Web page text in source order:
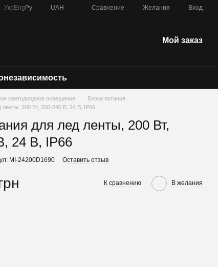
Укр Eng Ру UAH Сравнение Желания Вход
Мой заказ
светодиодное освещение
Блоки питания
ленты, 200 Вт, 200-240 В, 24 В, IP66
для лед ленты, 200 Вт,
24 В, IP66
MI-24200D1690 Оставить отзыв
К сравнению В желания